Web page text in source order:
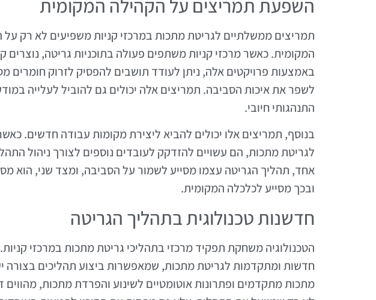
השפעת תמריצים על הקהילה המקומית
תמריצים ממשלתיים לגריטת מתכות במרכזי קניות משפיעים לא רק
המקומית. כאשר מרכזי קניות משתפים פעולה בתוכניות גריטה,
באמצעות פרויקטים אלה, ניתן לעודד תושבים להפסיק לזרוק חומרים
לשפר את איכות הסביבה. תמריצים אלה יכולים גם להוביל לעלייה
התנהגותי חיובי.
בנוסף, תמריצים אלו יכולים להביא ליצירת מקומות עבודה חדשים.
לגריטת מתכות, הם עשויים להזדקק לעובדים נוספים לצורך ניהול
אחד, תהליך הגריטה עצמו מסייע לשמור על הסביבה, ומצד שני, הוא
ובכך מסייע לכלכלה המקומית.
חדשנות טכנולוגית בתהליך הגריטה
הטכנולוגיה משחקת תפקיד מרכזי בתהליכי גריטת מתכות במרכזי
חדשות ומתקדמות לגריטת מתכות, שמאפשרות ביצוע תהליכים בצורה
מתכות מתקדמים ופתרונות אוטומטיים לשינוע והפרדת מתכות, מהווים